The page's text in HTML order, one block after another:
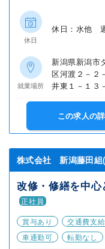
休日
休日：水他
就業場所
新潟県新潟市
区河渡２－２
井東１－１３
この求人の
株式会社 新潟藤田組
改修・修繕を中心
正社員
賞与あり
交通費支給
車通勤可
転勤なし